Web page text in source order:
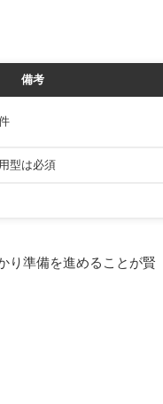
備考
型は必須
り準備を進めることが賢